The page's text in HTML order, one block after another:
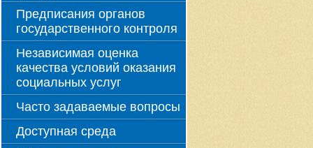
Предписания органов
государственного контроля
Независимая оценка
качества условий оказания
социальных услуг
Часто задаваемые вопросы
Доступная среда